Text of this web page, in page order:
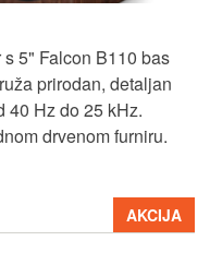
5" Falcon B110 bas
prirodan, detaljan
40 Hz do 25 kHz.
drvenom furniru.
AKCIJA